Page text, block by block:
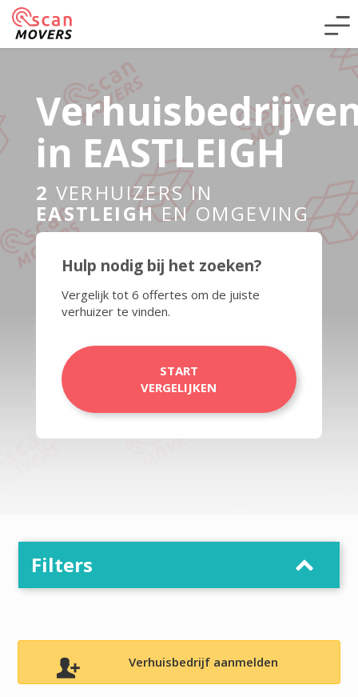
in EASTLEIGH
2 VERHUIZERS IN
EASTLEIGHEN OMGEVING
Hulp nodig bij het zoeken?
Vergelijk tot 6 offertes om de juiste
verhuizer te vinden.
START
VERGELIJKEN
Filters
Verhuisbedrijf aanmelden